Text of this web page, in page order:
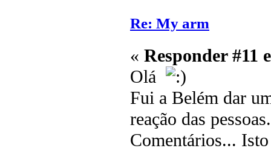
Re: My arm
« Responder #11
Olá
Fui a Belém dar
reação das pessoas.
Comentários...